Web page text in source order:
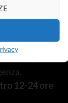
o
12-24 ore